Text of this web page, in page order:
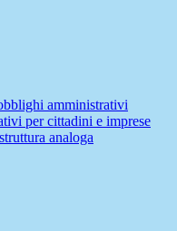
amministrativi
per cittadini e imprese
analoga